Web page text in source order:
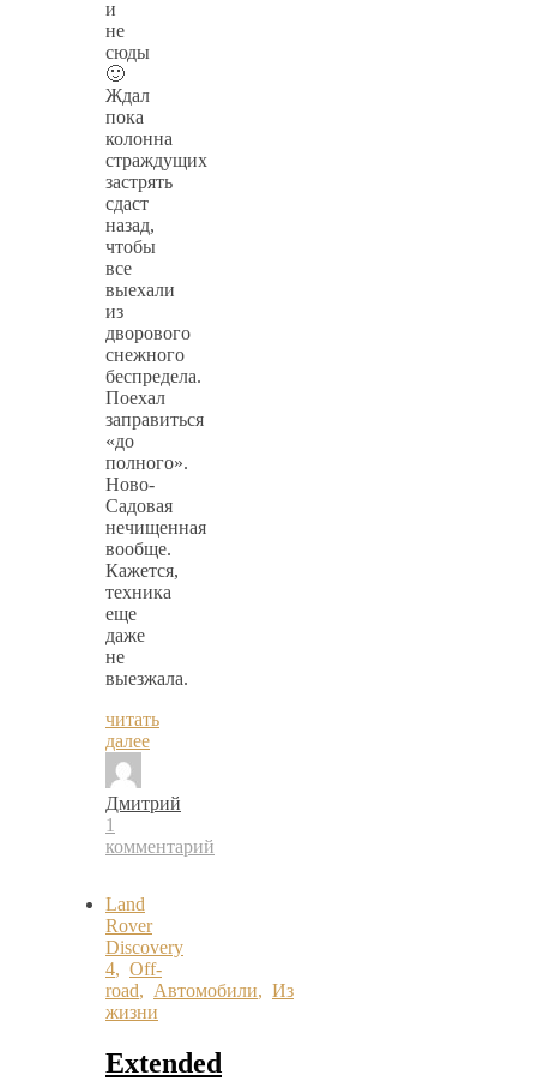
и
не
сюды
🙂
Ждал
пока
колонна
страждущих
застрять
сдаст
назад,
чтобы
все
выехали
из
дворового
снежного
беспредела.
Поехал
заправиться
«до
полного».
Ново-
Садовая
нечищенная
вообще.
Кажется,
техника
еще
даже
не
выезжала.
читать
далее
Дмитрий
1
комментарий
Land
Rover
Discovery
4, Off-
road, Автомобили, Из
жизни
Extended